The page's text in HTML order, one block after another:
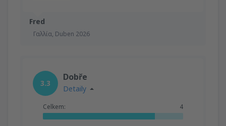
Fred
Γαλλία, Duben 2026
3.3
Dobře
Detaily
Celkem: 4